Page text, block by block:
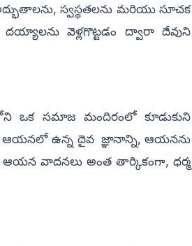
స్వస్థతలను మరియు సూచక
దయ్యాలను వెళ్లగొట్టడం ద్వారా దేవుని
ఒక సమాజ మందిరంలో కూడుకుని
ఆయనలో ఉన్న దైవ జ్ఞానాన్ని, ఆయనను
ఆయన వాదనలు అంత తార్కికంగా, ధర్మ